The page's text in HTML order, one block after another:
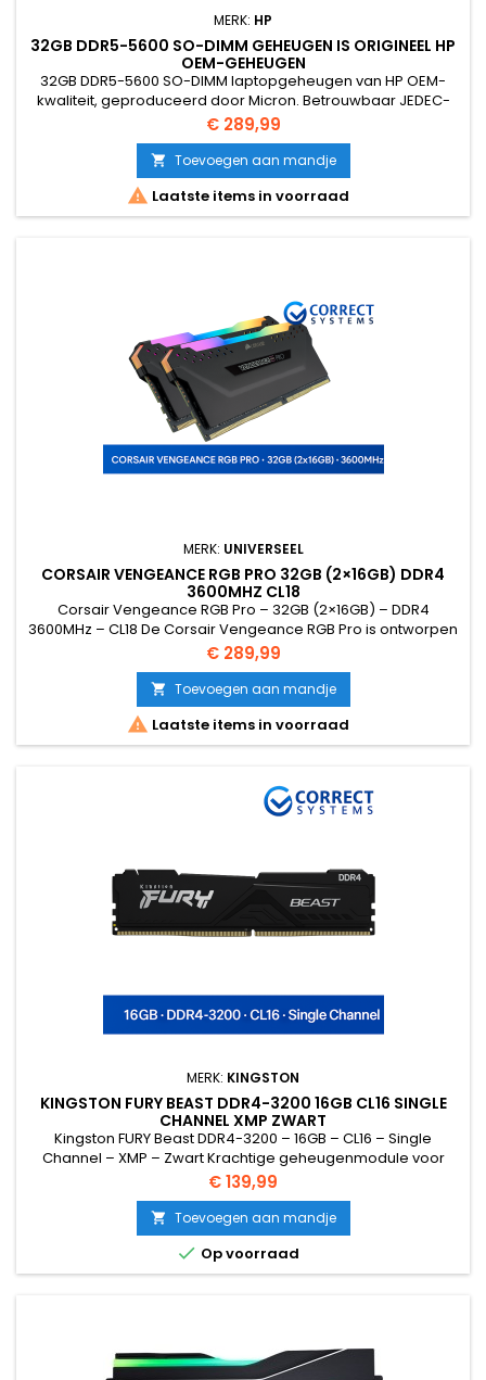
MERK: HP
32GB DDR5-5600 SO-DIMM GEHEUGEN IS ORIGINEEL HP
OEM-GEHEUGEN
32GB DDR5-5600 SO-DIMM laptopgeheugen van HP OEM-
kwaliteit, geproduceerd door Micron. Betrouwbaar JEDEC-
geheugen zonder XMP, geschikt voor moderne laptops en
workstations.
Prijs
€ 289,99
 Toevoegen aan mandje
 Laatste items in voorraad
MERK: UNIVERSEEL
CORSAIR VENGEANCE RGB PRO 32GB (2×16GB) DDR4
3600MHZ CL18
Corsair Vengeance RGB Pro – 32GB (2×16GB) – DDR4
3600MHz – CL18 De Corsair Vengeance RGB Pro is ontworpen
voor maximale prestaties en opvallende RGB-verlichting.
Deze DDR4-kit levert hoge snelheden, uitstekende stabiliteit
en is ideaal voor gaming- en high-performance systemen. ✔
32GB DDR4 geheugen (2×16GB dual-channel)✔ Snelheid:
3600MHz (PC4-28800)✔ CAS...
Prijs
€ 289,99
 Toevoegen aan mandje
 Laatste items in voorraad
MERK: KINGSTON
KINGSTON FURY BEAST DDR4-3200 16GB CL16 SINGLE
CHANNEL XMP ZWART
Kingston FURY Beast DDR4-3200 – 16GB – CL16 – Single
Channel – XMP – Zwart Krachtige geheugenmodule voor
gaming- en high-performance systemen Specificaties
Capaciteit: 16GB (1× 16GB Single Channel) Type: DDR4 DIMM
(288-pin) Snelheid: 3200MHz (MT/s) Latency: CL16-18-18
Spanning: 1.35V Module: Dual Ranked ECC: Nee Buffered: Nee
XMP...
Prijs
€ 139,99
 Toevoegen aan mandje
 Op voorraad